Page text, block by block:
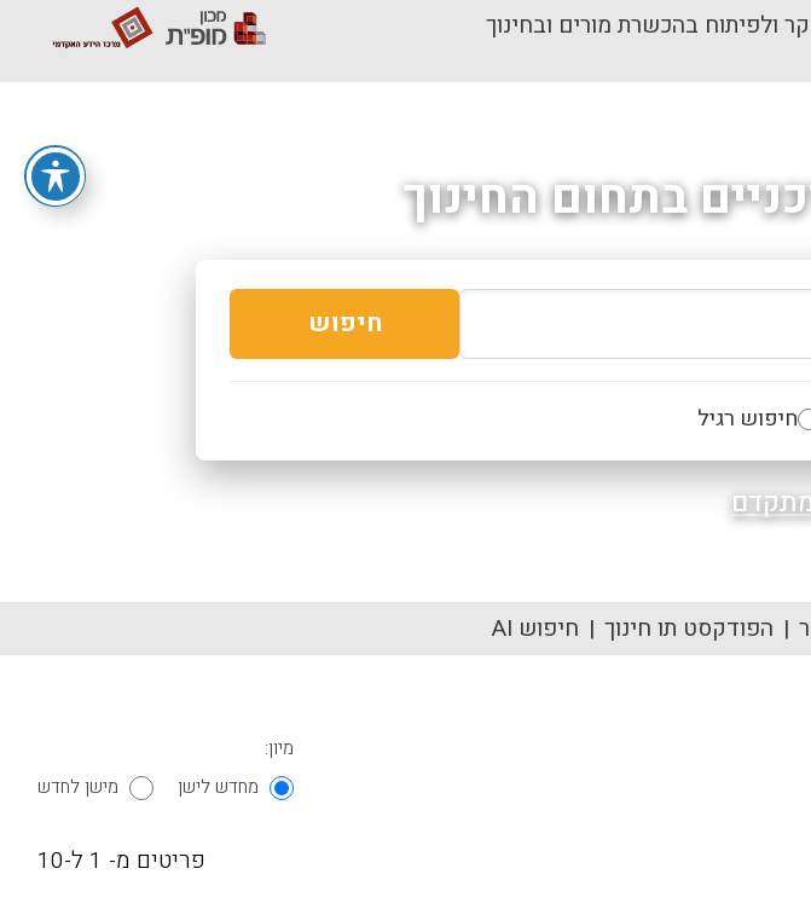
ולפיתוח בהכשרת מורים ובחינוך
בתחום החינוך
חיפוש
חיפוש רגיל
הפודקסט תו חינוך חיפוש AI
מיון:
מחדש לישן
מישן לחדש
פריטים מ- 1 ל-10